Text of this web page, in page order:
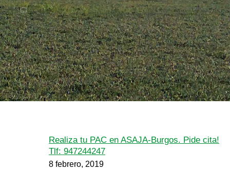
Realiza tu PAC en ASAJA-Burgos. Pide cita!
Tlf: 947244247
8 febrero, 2019